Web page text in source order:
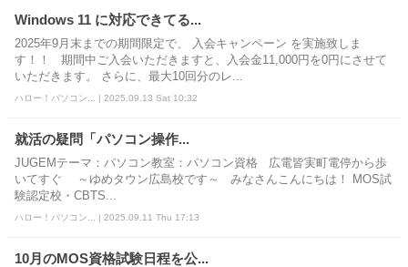
Windows 11 に対応できてる...
2025年9月末までの期間限定で、 入会キャンペーン を実施致しま
す！！ 期間中ご入会いただきますと、入会金11,000円を0円にさせて
いただきます。 さらに、最大10回分のレ...
ハロー！パソコン... | 2025.09.13 Sat 10:32
就活の疑問「パソコン操作...
JUGEMテーマ：パソコン教室：パソコン資格 広電皆実町電停から歩
いてすぐ ～ゆめタウン広島校です～ みなさんこんにちは！ MOS試
験認定校・CBTS...
ハロー！パソコン... | 2025.09.11 Thu 17:13
10月のMOS資格試験日程を公...